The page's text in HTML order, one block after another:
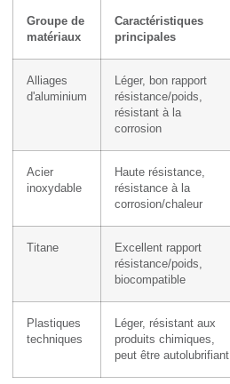
Groupe de
matériaux
Caractéristiques
principales
Alliages
d'aluminium
Léger, bon rapport
résistance/poids,
résistant à la
corrosion
Acier
inoxydable
Haute résistance,
résistance à la
corrosion/chaleur
Titane
Excellent rapport
résistance/poids,
biocompatible
Plastiques
techniques
Léger, résistant aux
produits chimiques,
peut être autolubrifiant